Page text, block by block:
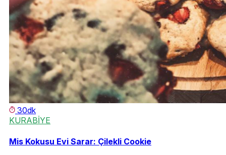
30dk
KURABİYE
Mis Kokusu Evi Sarar: Çilekli Cookie